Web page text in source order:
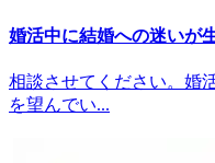
婚活中に結婚への迷いが
相談させてください。婚
を望んでい...